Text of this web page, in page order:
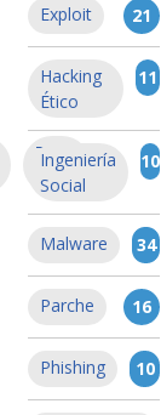
Zero-
Day
Exploit 21
Hacking
Ético
11
Ingeniería
Social
10
Malware 34
Parche 16
Phishing 10